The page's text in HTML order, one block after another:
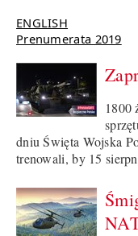
ENGLISH
Prenumerata 2019
1800
dniu Święta Wojska
trenowali, by 15